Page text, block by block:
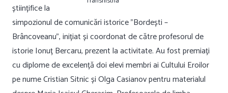
științifice la
simpozionul de comunicări istorice ”Bordești –
Brâncoveanu”, inițiat și coordonat de către profesorul de
istorie Ionuț Bercaru, prezent la activitate. Au fost premiați
cu diplome de excelență doi elevi membri ai Cultului Eroilor
pe nume Cristian Sitnic și Olga Casianov pentru materialul